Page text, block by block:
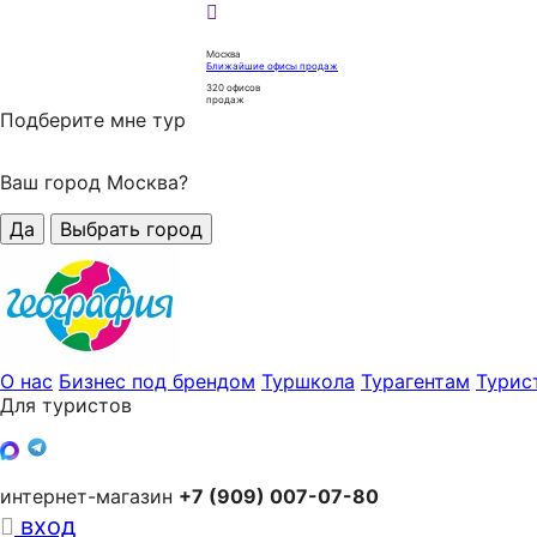
Москва
Ближайшие офисы продаж
320 офисов
продаж
Подберите мне тур
Ваш город Москва?
Да
Выбрать город
О нас Бизнес под брендом Туршкола Турагентам
Для туристов
интернет-магазин +7 (909) 007-07-80
вход